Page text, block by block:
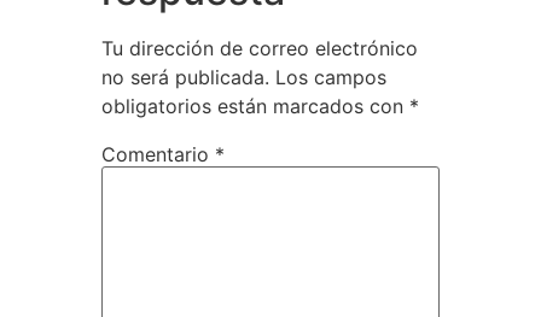
Tu dirección de correo electrónico
no será publicada. Los campos
obligatorios están marcados con *
Comentario *